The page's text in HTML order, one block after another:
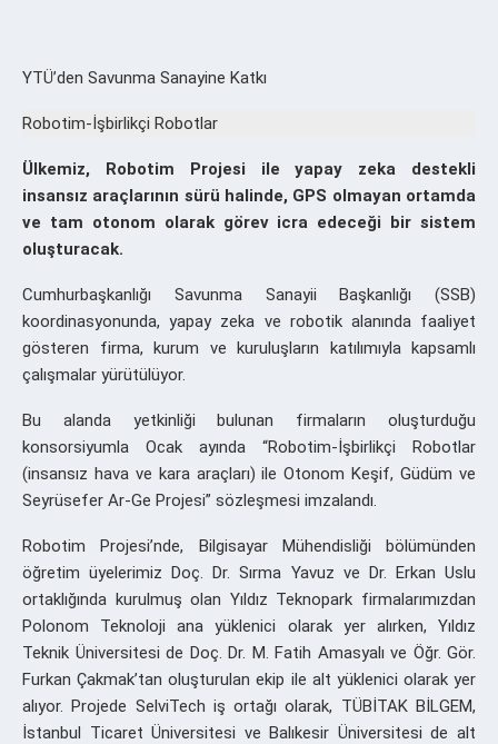
YTÜ’den Savunma Sanayine Katkı
Robotim-İşbirlikçi Robotlar
Ülkemiz, Robotim Projesi ile yapay zeka destekli
insansız araçlarının sürü halinde, GPS olmayan ortamda
ve tam otonom olarak görev icra edeceği bir sistem
oluşturacak.
Cumhurbaşkanlığı Savunma Sanayii Başkanlığı (SSB)
koordinasyonunda, yapay zeka ve robotik alanında faaliyet
gösteren firma, kurum ve kuruluşların katılımıyla kapsamlı
çalışmalar yürütülüyor.
Bu alanda yetkinliği bulunan firmaların oluşturduğu
konsorsiyumla Ocak ayında “Robotim-İşbirlikçi Robotlar
(insansız hava ve kara araçları) ile Otonom Keşif, Güdüm ve
Seyrüsefer Ar-Ge Projesi” sözleşmesi imzalandı.
Robotim Projesi’nde, Bilgisayar Mühendisliği bölümünden
öğretim üyelerimiz Doç. Dr. Sırma Yavuz ve Dr. Erkan Uslu
ortaklığında kurulmuş olan Yıldız Teknopark firmalarımızdan
Polonom Teknoloji ana yüklenici olarak yer alırken, Yıldız
Teknik Üniversitesi de Doç. Dr. M. Fatih Amasyalı ve Öğr. Gör.
Furkan Çakmak’tan oluşturulan ekip ile alt yüklenici olarak yer
alıyor. Projede SelviTech iş ortağı olarak, TÜBİTAK BİLGEM,
İstanbul Ticaret Üniversitesi ve Balıkesir Üniversitesi de alt